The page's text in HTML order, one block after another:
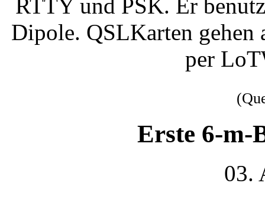
RTTY und PSK. Er
Dipole. QSLKarten gehen
per
Erste 6-m-
03.